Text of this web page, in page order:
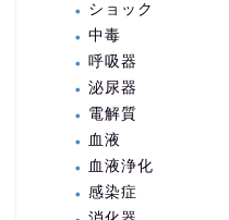
ショック
中毒
呼吸器
泌尿器
電解質
血液
血液浄化
感染症